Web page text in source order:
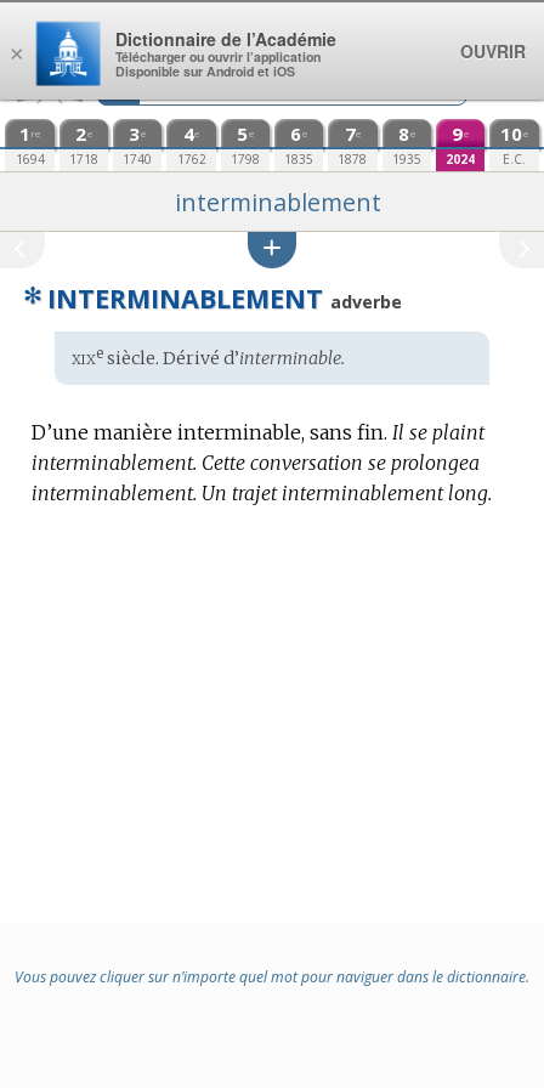
Aller au contenu
1 re
1694
2e
1718
3e
1740
4e
1762
5e
1798
6e
1835
7e
1878
8e
1935
9e
2024
10e
E.C.
interminablement
✻ INTERMINABLEMENT adverbe
Étymologie
:
xixesiècle. Dérivé d’interminable.
D’une manière interminable, sans fin. Il se plaint
interminablement. Cette conversation se prolongea
interminablement. Un trajet interminablement long.
Vous pouvez cliquer sur n’importe quel mot pour naviguer dans le dictionnaire.
×
Dictionnaire de l’Académie
Télécharger ou ouvrir l’application
Disponible sur Android et iOS
OUVRIR